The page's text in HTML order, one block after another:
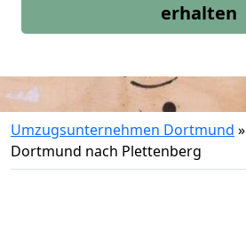
erhalten
Umzugsunternehmen Dortmund »
Dortmund nach Plettenberg